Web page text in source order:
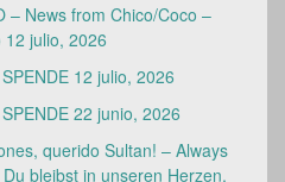
– News from Chico/Coco –
12 julio, 2026
12 julio, 2026
22 junio, 2026
querido Sultan! – Always
bleibst in unseren Herzen,